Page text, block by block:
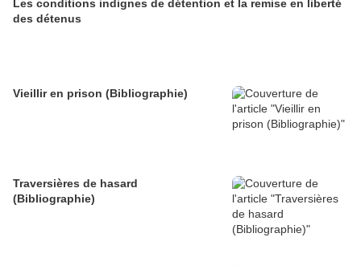
Les conditions indignes de détention et la remise en liberté
des détenus
Vieillir en prison (Bibliographie)
Traversières de hasard
(Bibliographie)